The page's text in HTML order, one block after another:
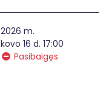
2026 m.
kovo 16 d. 17:00
Pasibaigęs